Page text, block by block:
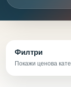
Филтри
Покажи ценова